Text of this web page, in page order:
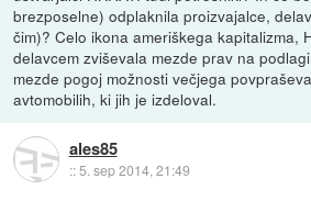
brezposelne) odplaknila proizvajalce,
čim)? Celo ikona ameriškega kapitalizma,
delavcem zviševala mezde prav na
mezde pogoj možnosti večjega
avtomobilih, ki jih je izdeloval.
ales85
::5. sep 2014, 21:49